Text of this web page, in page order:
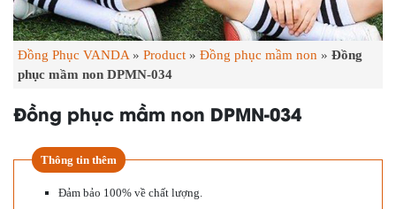
Đồng Phục VANDA » Product » Đồng phục mầm non » Đồng
phục mầm non DPMN-034
Đồng phục mầm non DPMN-034
Thông tin thêm
Đảm bảo 100% về chất lượng.